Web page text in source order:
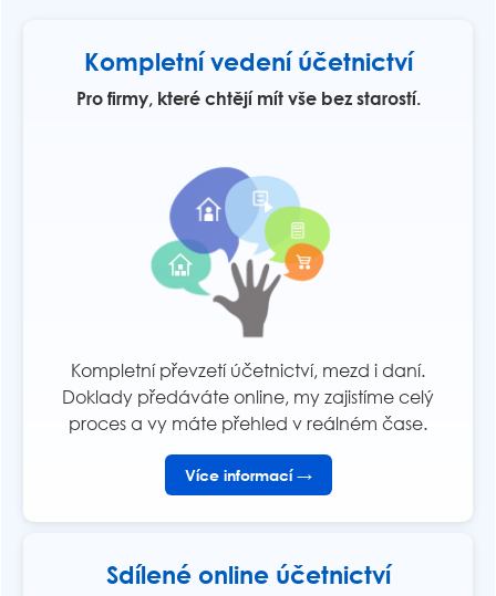
Kompletní vedení účetnictví
Pro firmy, které chtějí mít vše bez starostí.
Kompletní převzetí účetnictví, mezd i daní.
Doklady předáváte online, my zajistíme celý
proces a vy máte přehled v reálném čase.
Více informací →
Sdílené online účetnictví